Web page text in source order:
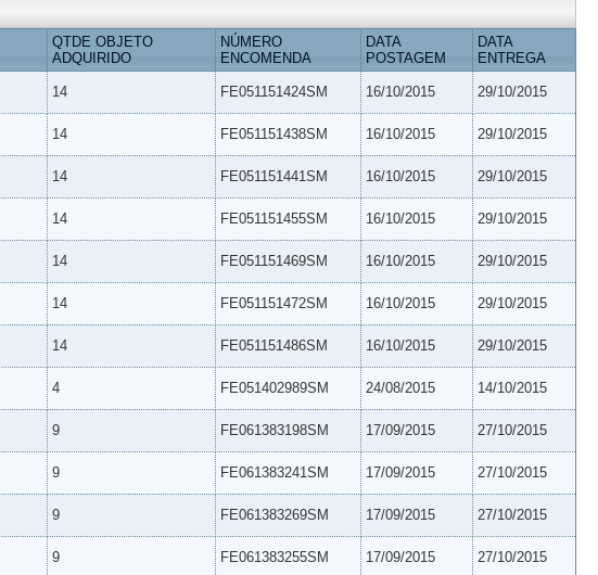
QTDE OBJETO
ADQUIRIDO
NÚMERO
ENCOMENDA
DATA
POSTAGEM
DATA
ENTREGA
14 FE051151424SM 16/10/2015 29/10/2015
14 FE051151438SM 16/10/2015 29/10/2015
14 FE051151441SM 16/10/2015 29/10/2015
14 FE051151455SM 16/10/2015 29/10/2015
14 FE051151469SM 16/10/2015 29/10/2015
14 FE051151472SM 16/10/2015 29/10/2015
14 FE051151486SM 16/10/2015 29/10/2015
4 FE051402989SM 24/08/2015 14/10/2015
9 FE061383198SM 17/09/2015 27/10/2015
9 FE061383241SM 17/09/2015 27/10/2015
9 FE061383269SM 17/09/2015 27/10/2015
9 FE061383255SM 17/09/2015 27/10/2015